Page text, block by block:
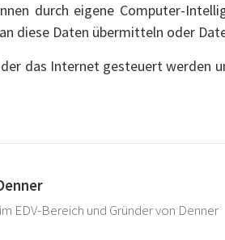
durch eigene Computer-
diese Daten übermitteln oder
das Internet gesteuert werden
EDV-Bereich und Gründer von Denner